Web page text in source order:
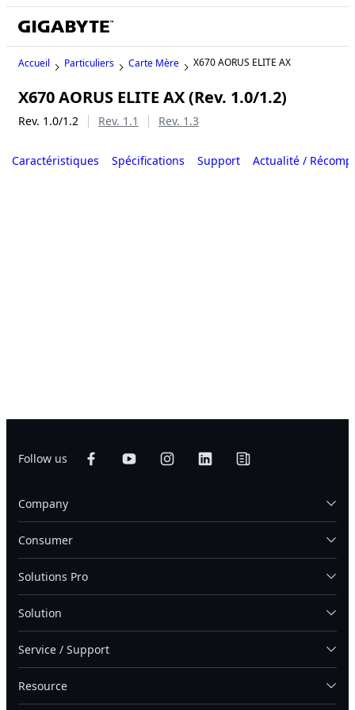
Accueil Particuliers Carte Mère X670 AORUS ELITE AX
X670 AORUS ELITE AX (Rev. 1.0/1.2)
Rev. 1.0/1.2 Rev. 1.1 Rev. 1.3
Caractéristiques Spécifications Support Actualité /
Follow us
Company
Consumer
Solutions Pro
Solution
Service / Support
Resource